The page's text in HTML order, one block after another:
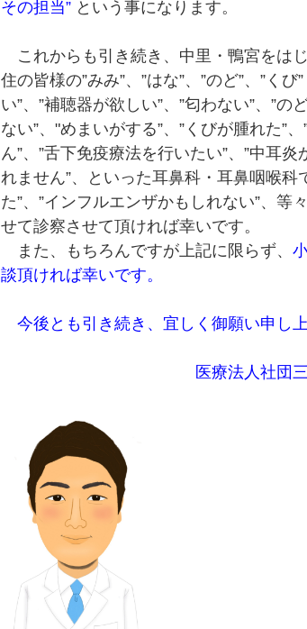
その担当” という事になります。
これからも引き続き、中里・鴨宮をは
住の皆様の”みみ”、”はな”、”のど”、”く
い”、”補聴器が欲しい”、”匂わない”、”の
ない”、"めまいがする”、”くびが腫れた”
ん”、”舌下免疫療法を行いたい”、”中耳
れません”、といった耳鼻科・耳鼻咽喉科
た”、”インフルエンザかもしれない”、
せて診察させて頂ければ幸いです。
また、もちろんですが上記に限らず、
談頂ければ幸いです。
今後とも引き続き、宜しく御願い申し上
医療法人社団三昧耶会